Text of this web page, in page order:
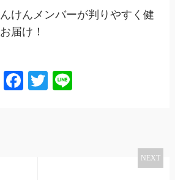
けんメンバーが判りやすく健
届け！
Facebook
Twitter
NEXT